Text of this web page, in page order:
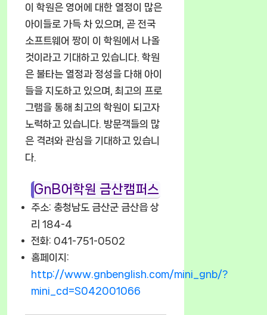
이 학원은 영어에 대한 열정이 많은
아이들로 가득 차 있으며, 곧 전국
소프트웨어 짱이 이 학원에서 나올
것이라고 기대하고 있습니다. 학원
은 불타는 열정과 정성을 다해 아이
들을 지도하고 있으며, 최고의 프로
그램을 통해 최고의 학원이 되고자
노력하고 있습니다. 방문객들의 많
은 격려와 관심을 기대하고 있습니
다.
GnB어학원 금산캠퍼스
주소: 충청남도 금산군 금산읍 상
리 184-4
전화: 041-751-0502
홈페이지:
http://www.gnbenglish.com/mini_gnb/?
mini_cd=S042001066